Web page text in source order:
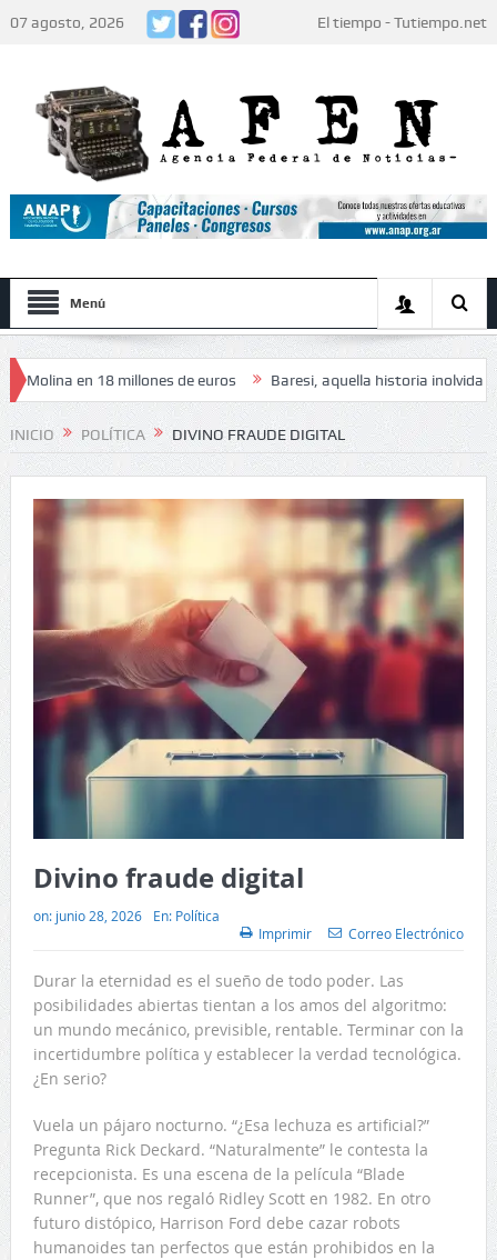
07 agosto, 2026 El tiempo - Tutiempo.net
Menú
en 18 millones de euros Baresi, aquella historia inolvidable El
jugadores: «Decidieron no hacer festejos»
INICIO POLÍTICA DIVINO FRAUDE DIGITAL
Divino fraude digital
on: junio 28, 2026 En: Política
Imprimir
Correo Electrónico
Durar la eternidad es el sueño de todo poder. Las
posibilidades abiertas tientan a los amos del algoritmo:
un mundo mecánico, previsible, rentable. Terminar con la
incertidumbre política y establecer la verdad tecnológica.
¿En serio?
Vuela un pájaro nocturno. “¿Esa lechuza es artificial?”
Pregunta Rick Deckard. “Naturalmente” le contesta la
recepcionista. Es una escena de la película “Blade
Runner”, que nos regaló Ridley Scott en 1982. En otro
futuro distópico, Harrison Ford debe cazar robots
humanoides tan perfectos que están prohibidos en la